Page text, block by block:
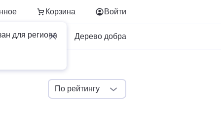
Корзина
для региона
Войти
Для бизнеса Дерево добра
По рейтингу